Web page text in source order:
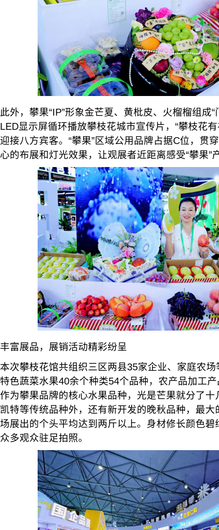
此外，攀果“IP”形象金芒夏、黄枇皮、火榴榴组成
LED显示屏循环播放攀枝花城市宣传片，“攀枝花
迎接八方宾客。“攀果”区域公用品牌占据C位，贯
心的布展和灯光效果，让观展者近距离感受“攀果”
丰富展品，展销活动精彩纷呈
本次攀枝花馆共组织三区两县35家企业、家庭农
特色蔬菜水果40余个种类54个品种，农产品加工
作为攀果品牌的核心水果品种，光是芒果就分了
凯特等传统品种外，还有新开发的晚秋品种，最
场展出的个头平均达到两斤以上。身材修长颜色
众多观众驻足拍照。